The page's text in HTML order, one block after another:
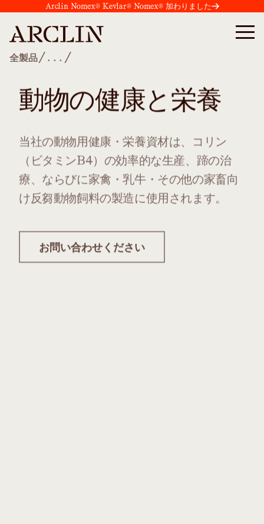
Arclin Nomex® Kevlar® Nomex® 加わりました
全製品/ ... /
動物の健康と栄養
当社の動物用健康・栄養資材は、コリン
（ビタミンB4）の効率的な生産、蹄の治
療、ならびに家禽・乳牛・その他の家畜向
け反芻動物飼料の製造に使用されます。
お問い合わせください